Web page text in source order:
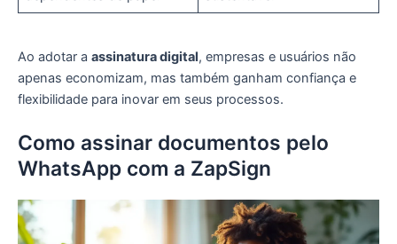
Ao adotar a assinatura digital, empresas e usuários não
apenas economizam, mas também ganham confiança e
flexibilidade para inovar em seus processos.
Como assinar documentos pelo
WhatsApp com a ZapSign